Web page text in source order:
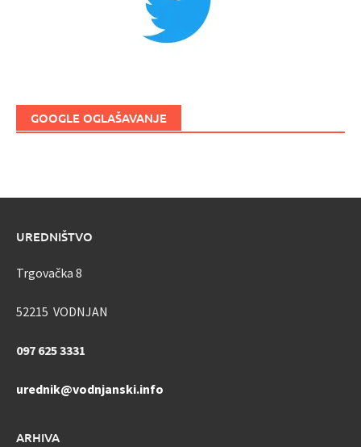
GOOGLE OGLAŠAVANJE
UREDNIŠTVO
Trgovačka 8
52215 VODNJAN
097 625 3331
urednik@vodnjanski.info
ARHIVA